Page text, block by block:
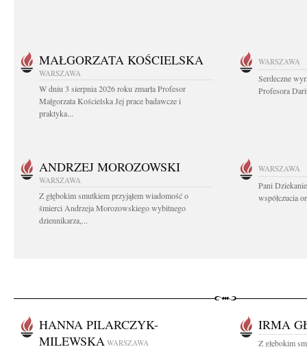
MAŁGORZATA KOŚCIELSKA
WARSZAWA
W dniu 3 sierpnia 2026 roku zmarła Profesor
Małgorzata Kościelska Jej prace badawcze i
praktyka...
WARSZAWA
Serdeczne
Profesora
ANDRZEJ MOROZOWSKI
WARSZAWA
Z głębokim smutkiem przyjąłem wiadomość o
śmierci Andrzeja Morozowskiego wybitnego
dziennikarza,...
WARSZAWA
Pani
współczucia
HANNA PILARCZYK-
MILEWSKA WARSZAWA
IRMA
Z głębokim